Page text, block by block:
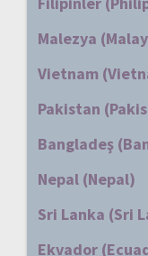
Malezya
Vietnam
Pakistan
Bangladeş
Nepal (Nepal)
Sri Lanka (Sri
Ekvador